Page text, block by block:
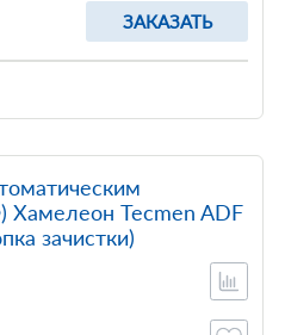
ЗАКАЗАТЬ
Хамелеон Tecmen ADF
зачистки)